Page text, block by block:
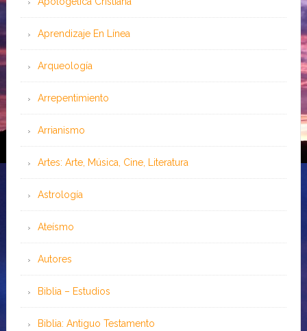
Aprendizaje En Línea
Arqueología
Arrepentimiento
Arrianismo
Artes: Arte, Música, Cine, Literatura
Astrología
Ateísmo
Autores
Biblia – Estudios
Biblia: Antiguo Testamento